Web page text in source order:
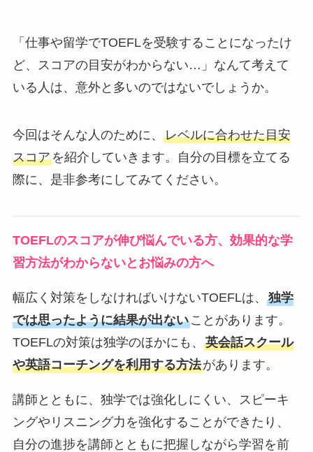
「仕事や留学でTOEFLを受験することになったけ
ど、スコアの目安がわからない…」なんて考えて
いる人は、意外と多いのではないでしょうか。
今回はそんな人のために、 レベルに合わせた目安
スコアを紹介していきます。
自分の目標を立てる
際に、是非参考にしてみてください。
TOEFLのスコアが伸び悩んでいる方、効果的な学
習方法がわからないとお悩みの方へ
幅広く対策をしなければいけないTOEFLは、 独学
では思ったように結果が出ないことがあります。
TOEFLの対策は独学のほかにも、 英会話スクール
や英語コーチングを利用する方法があります。
講師とともに、独学では強化しにくい、スピーキ
ングやリスニング力を強化することができたり、
自分の進捗を講師とともに把握しながら学習を前